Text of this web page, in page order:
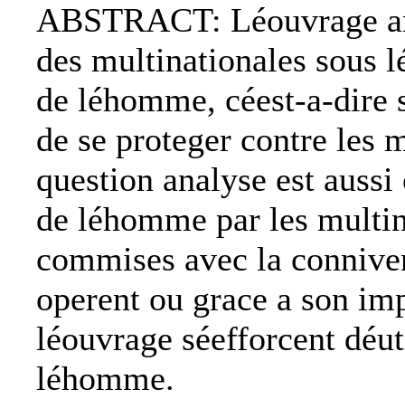
ABSTRACT: Léouvrage
des multinationales sous
de léhomme, céest-a-
de se proteger contre les
question analyse est
de léhomme par les
commises avec la
operent ou grace a son
léouvrage séefforcent
léhomme.